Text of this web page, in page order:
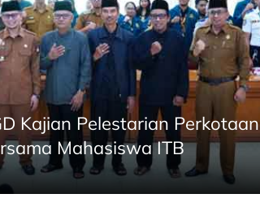
Kajian Pelestarian Perkotaan
Mahasiswa ITB